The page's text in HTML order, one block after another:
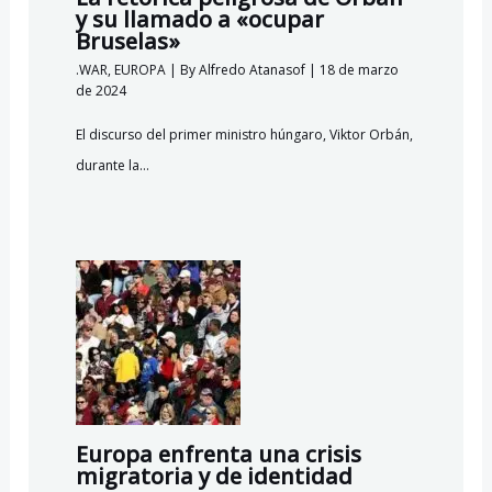
y su llamado a «ocupar
Bruselas»
.WAR, EUROPA| ByAlfredo Atanasof | 18 de marzo
de 2024
El discurso del primer ministro húngaro, Viktor Orbán,
durante la…
Europa enfrenta una crisis
migratoria y de identidad